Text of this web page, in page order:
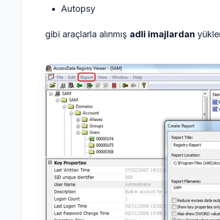
Autopsy
gibi araçlarla alınmış adli imajlardan